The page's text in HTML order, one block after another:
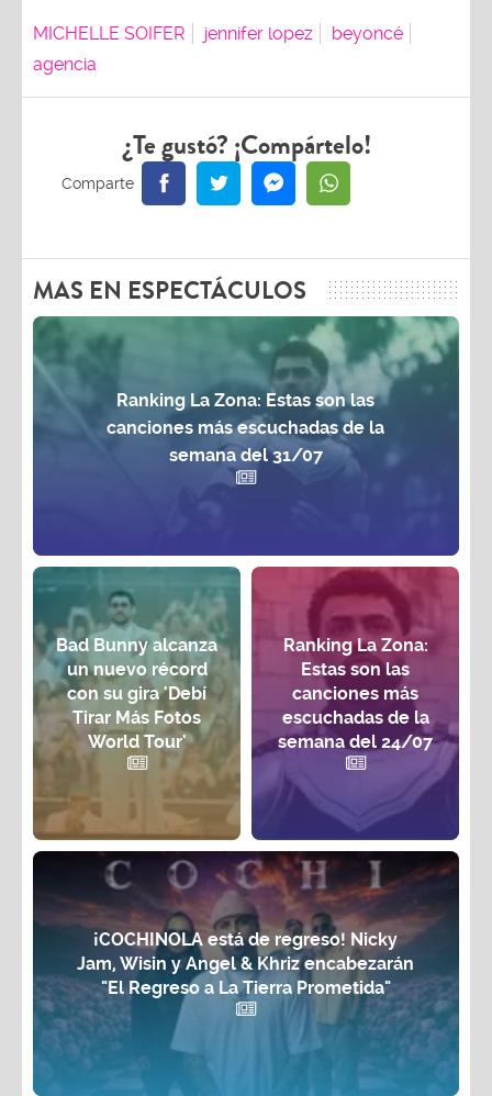
MICHELLE SOIFER jennifer lopez
beyoncé
agencia
¿Te gustó? ¡Compártelo!
MAS EN ESPECTÁCULOS
Ranking La Zona: Estas son las
canciones más escuchadas de la
semana del 31/07
Bad Bunny alcanza
un nuevo récord
con su gira 'Debí
Tirar Más Fotos
World Tour'
Ranking La Zona:
Estas son las
canciones más
escuchadas de la
semana del 24/07
¡COCHINOLA está de regreso! Nicky
Jam, Wisin y Angel & Khriz encabezarán
"El Regreso a La Tierra Prometida"